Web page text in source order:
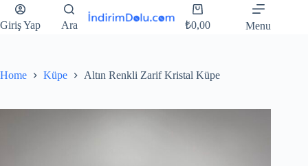
Giriş Yap Ara ₺0,00 Menu
Home Küpe Altın Renkli Zarif Kristal Küpe